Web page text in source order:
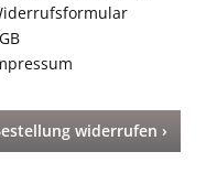
widerrufen ›